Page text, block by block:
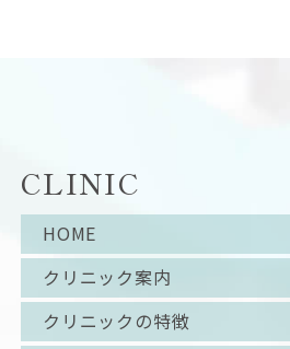
CLINIC
HOME
クリニック案内
クリニックの特徴